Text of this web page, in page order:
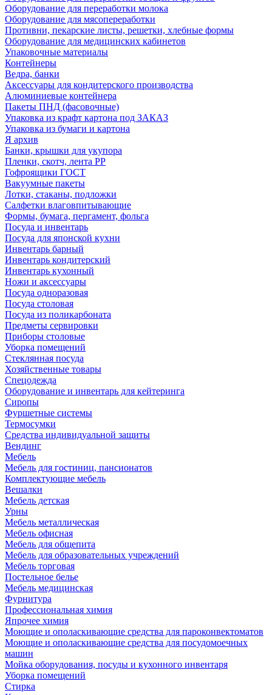
Оборудование для переработки молока
Оборудование для мясопереработки
Противни, пекарские листы, решетки, хлебные формы
Оборудование для медицинских кабинетов
Упаковочные материалы
Контейнеры
Ведра, банки
Аксессуары для кондитерского производства
Алюминиевые контейнера
Пакеты ПНД (фасовочные)
Упаковка из крафт картона под ЗАКАЗ
Упаковка из бумаги и картона
Я архив
Банки, крышки для укупора
Пленки, скотч, лента РР
Гофроящики ГОСТ
Вакуумные пакеты
Лотки, стаканы, подложки
Салфетки влаговпитывающие
Формы, бумага, пергамент, фольга
Посуда и инвентарь
Посуда для японской кухни
Инвентарь барный
Инвентарь кондитерский
Инвентарь кухонный
Ножи и аксессуары
Посуда одноразовая
Посуда столовая
Посуда из поликарбоната
Предметы сервировки
Приборы столовые
Уборка помещений
Стеклянная посуда
Хозяйственные товары
Спецодежда
Оборудование и инвентарь для кейтеринга
Сиропы
Фуршетные системы
Термосумки
Средства индивидуальной защиты
Вендинг
Мебель
Мебель для гостиниц, пансионатов
Комплектующие мебель
Вешалки
Мебель детская
Урны
Мебель металлическая
Мебель офисная
Мебель для общепита
Мебель для образовательных учреждений
Мебель торговая
Постельное белье
Мебель медицинская
Фурнитура
Профессиональная химия
Япрочее химия
Моющие и ополаскивающие средства для пароконвектоматов
Моющие и ополаскивающие средства для посудомоечных
машин
Мойка оборудования, посуды и кухонного инвентаря
Уборка помещений
Стирка